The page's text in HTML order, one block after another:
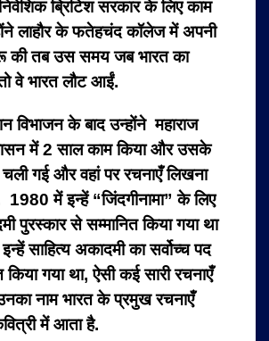
ब्रिटिश सरकार के लिए काम
लाहौर के फतेहचंद कॉलेज में अपनी
की तब उस समय जब भारत का
वे भारत लौट आईं.
विभाजन के बाद उन्होंने महाराज
में 2 साल काम किया और उसके
चली गई और वहां पर रचनाएँ लिखना
में इन्हें “जिंदगीनामा” के लिए
पुरस्कार से सम्मानित किया गया था
साहित्य अकादमी का सर्वोच्च पद
किया गया था, ऐसी कई सारी रचनाएँ
नाम भारत के प्रमुख रचनाएँ
में आता है.